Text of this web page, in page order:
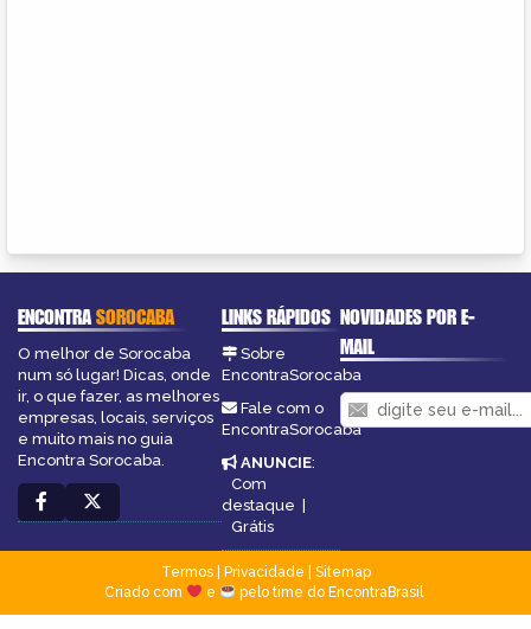
ENCONTRASOROCABA
O melhor de Sorocaba
num só lugar! Dicas, onde
ir, o que fazer, as melhores
empresas, locais, serviços
e muito mais no guia
Encontra Sorocaba.
LINKS RÁPIDOS
Sobre
EncontraSorocaba
Fale com o
EncontraSorocaba
ANUNCIE:
Com
destaque |
Grátis
NOVIDADES POR E-
MAIL
Termos| Privacidade
Sitemap
Criado com
e pelo time do EncontraBrasil